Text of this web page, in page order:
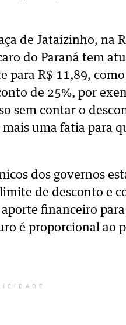
de Jataizinho, na
do Paraná tem
R$ 11,89, como
de 25%, por
sem contar o
uma fatia para
dos governos
de desconto e
financeiro
é proporcional ao